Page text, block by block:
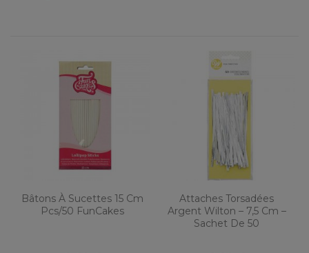
Bâtons À Sucettes 15 Cm
Pcs/50 FunCakes
Attaches Torsadées
Argent Wilton – 7,5 Cm –
Sachet De 50